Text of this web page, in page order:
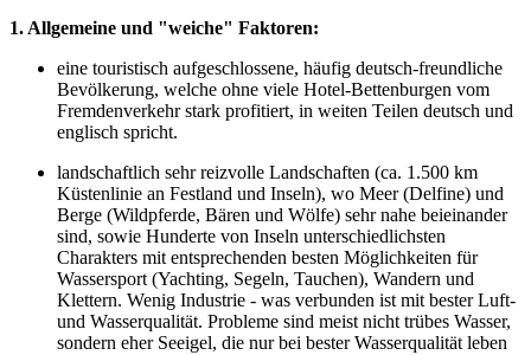
1. Allgemeine und "weiche" Faktoren:
eine touristisch aufgeschlossene, häufig deutsch-freundliche
Bevölkerung, welche ohne viele Hotel-Bettenburgen vom
Fremdenverkehr stark profitiert, in weiten Teilen deutsch und
englisch spricht.
landschaftlich sehr reizvolle Landschaften (ca. 1.500 km
Küstenlinie an Festland und Inseln), wo Meer (Delfine) und
Berge (Wildpferde, Bären und Wölfe) sehr nahe beieinander
sind, sowie Hunderte von Inseln unterschiedlichsten
Charakters mit entsprechenden besten Möglichkeiten für
Wassersport (Yachting, Segeln, Tauchen), Wandern und
Klettern. Wenig Industrie - was verbunden ist mit bester Luft-
und Wasserqualität. Probleme sind meist nicht trübes Wasser,
sondern eher Seeigel, die nur bei bester Wasserqualität leben